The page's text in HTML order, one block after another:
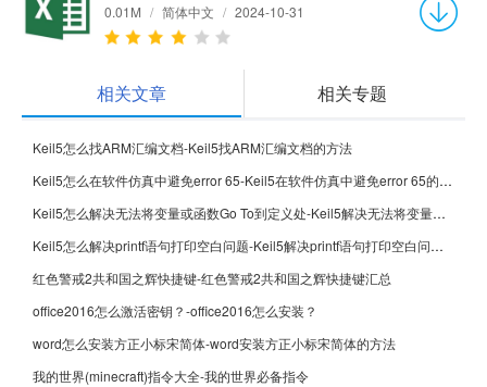
0.01M / 简体中文 / 2024-10-31
相关文章 相关专题
Keil5怎么找ARM汇编文档-Keil5找ARM汇编文档的方法
Keil5怎么在软件仿真中避免error 65-Keil5在软件仿真中避免error 65的方法
Keil5怎么解决无法将变量或函数Go To到定义处-Keil5解决无法将变量或函数Go To到定义处的方法
Keil5怎么解决printf语句打印空白问题-Keil5解决printf语句打印空白问题的方法
红色警戒2共和国之辉快捷键-红色警戒2共和国之辉快捷键汇总
office2016怎么激活密钥？-office2016怎么安装？
word怎么安装方正小标宋简体-word安装方正小标宋简体的方法
我的世界(minecraft)指令大全-我的世界必备指令